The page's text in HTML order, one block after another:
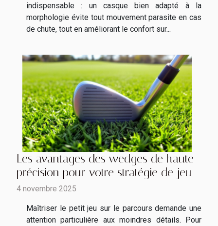
indispensable : un casque bien adapté à la
morphologie évite tout mouvement parasite en cas
de chute, tout en améliorant le confort sur...
Les avantages des wedges de haute
précision pour votre stratégie de jeu
4 novembre 2025
Maîtriser le petit jeu sur le parcours demande une
attention particulière aux moindres détails. Pour